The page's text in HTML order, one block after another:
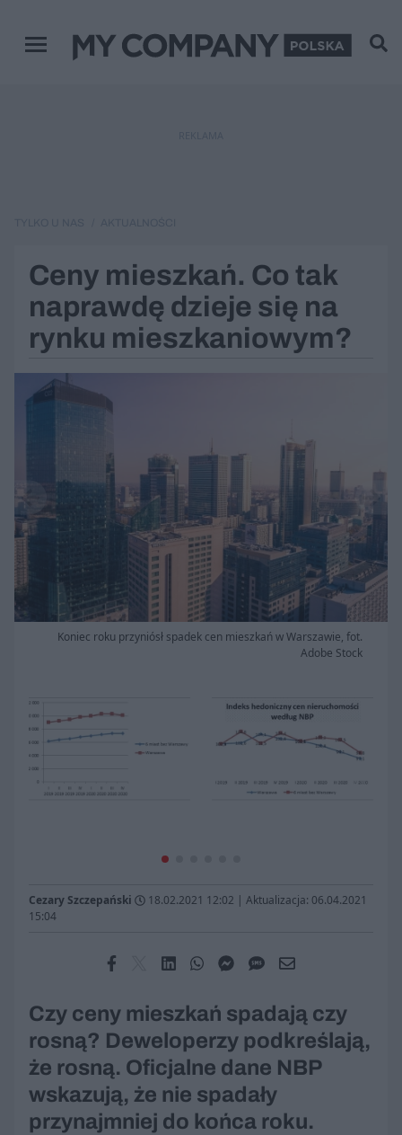
Menu główne
Ceny mieszkań. Co tak
naprawdę dzieje się na
rynku mieszkaniowym?
Koniec roku przyniósł spadek cen mieszkań w Warszawie, fot.
Adobe Stock
Zamknij
Cezary Szczepański 18.02.2021 12:02 | Aktualizacja: 06.04.2021
15:04
Czy ceny mieszkań spadają czy
rosną? Deweloperzy podkreślają,
że rosną. Oficjalne dane NBP
wskazują, że nie spadały
przynajmniej do końca roku.